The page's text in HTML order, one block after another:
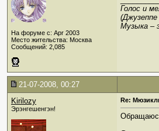
На форуме с: Apr 2003
Место жительства: Москва
Сообщений: 2,085
Голос и
Музыка –
21-07-2008, 00:27
Kirilozy
Эрэнгешенгэн!
Re: